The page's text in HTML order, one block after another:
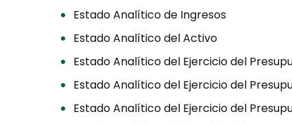
Estado Analítico de Ingresos
Estado Analítico del Activo
Estado Analítico del Ejercicio del
Estado Analítico del Ejercicio del
Estado Analítico del Ejercicio del